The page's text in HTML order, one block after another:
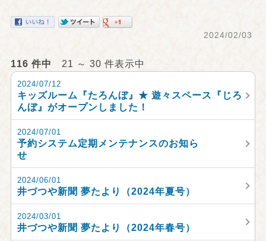
2024/02/03
116 件中 21 ～ 30 件表示中
2024/07/12
キッズルーム『たろんぼ』★ 遊々スペース『じろ
んぼ』がオープンしました！
2024/07/01
予約システム定期メンテナンスのお知ら
せ
2024/06/01
井づつや新聞 夢たより（2024年夏号）
2024/03/01
井づつや新聞 夢たより（2024年春号）